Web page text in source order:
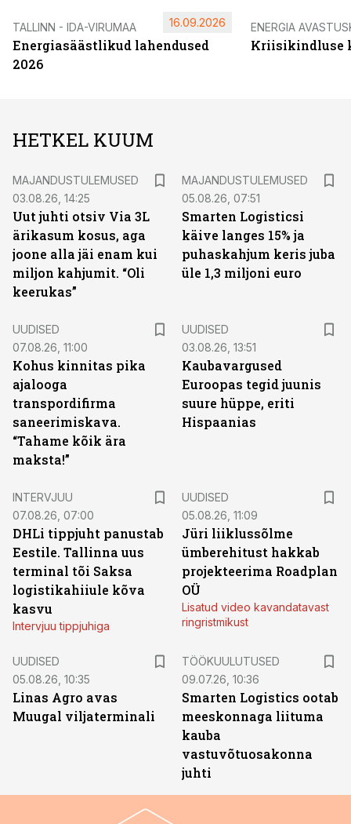
TALLINN - IDA-VIRUMAA
Energiasäästlikud lahendused
2026
16.09.2026 ENERGIA
Kriisikindluse
HETKEL KUUM
MAJANDUSTULEMUSED
03.08.26, 14:25
Uut juhti otsiv Via 3L
ärikasum kosus, aga
joone alla jäi enam kui
miljon kahjumit. “Oli
keerukas”
MAJANDUSTULEMUSED
05.08.26, 07:51
Smarten Logisticsi
käive langes 15% ja
puhaskahjum keris juba
üle 1,3 miljoni euro
UUDISED
07.08.26, 11:00
Kohus kinnitas pika
ajalooga
transpordifirma
saneerimiskava.
“Tahame kõik ära
maksta!”
UUDISED
03.08.26, 13:51
Kaubavargused
Euroopas tegid juunis
suure hüppe, eriti
Hispaanias
INTERVJUU
07.08.26, 07:00
DHLi tippjuht panustab
Eestile. Tallinna uus
terminal tõi Saksa
logistikahiiule kõva
kasvu
Intervjuu tippjuhiga
UUDISED
05.08.26, 11:09
Jüri liiklussõlme
ümberehitust hakkab
projekteerima Roadplan
OÜ
Lisatud video kavandatavast
ringristmikust
UUDISED
05.08.26, 10:35
Linas Agro avas
Muugal viljaterminali
TÖÖKUULUTUSED
09.07.26, 10:36
Smarten Logistics ootab
meeskonnaga liituma
kauba
vastuvõtuosakonna
juhti